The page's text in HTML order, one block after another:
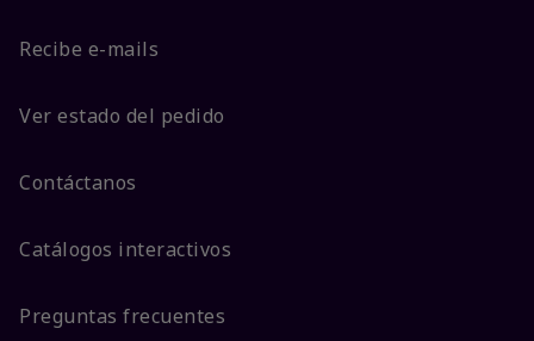
Recibe e-mails
Ver estado del pedido
Contáctanos
Catálogos interactivos
Preguntas frecuentes